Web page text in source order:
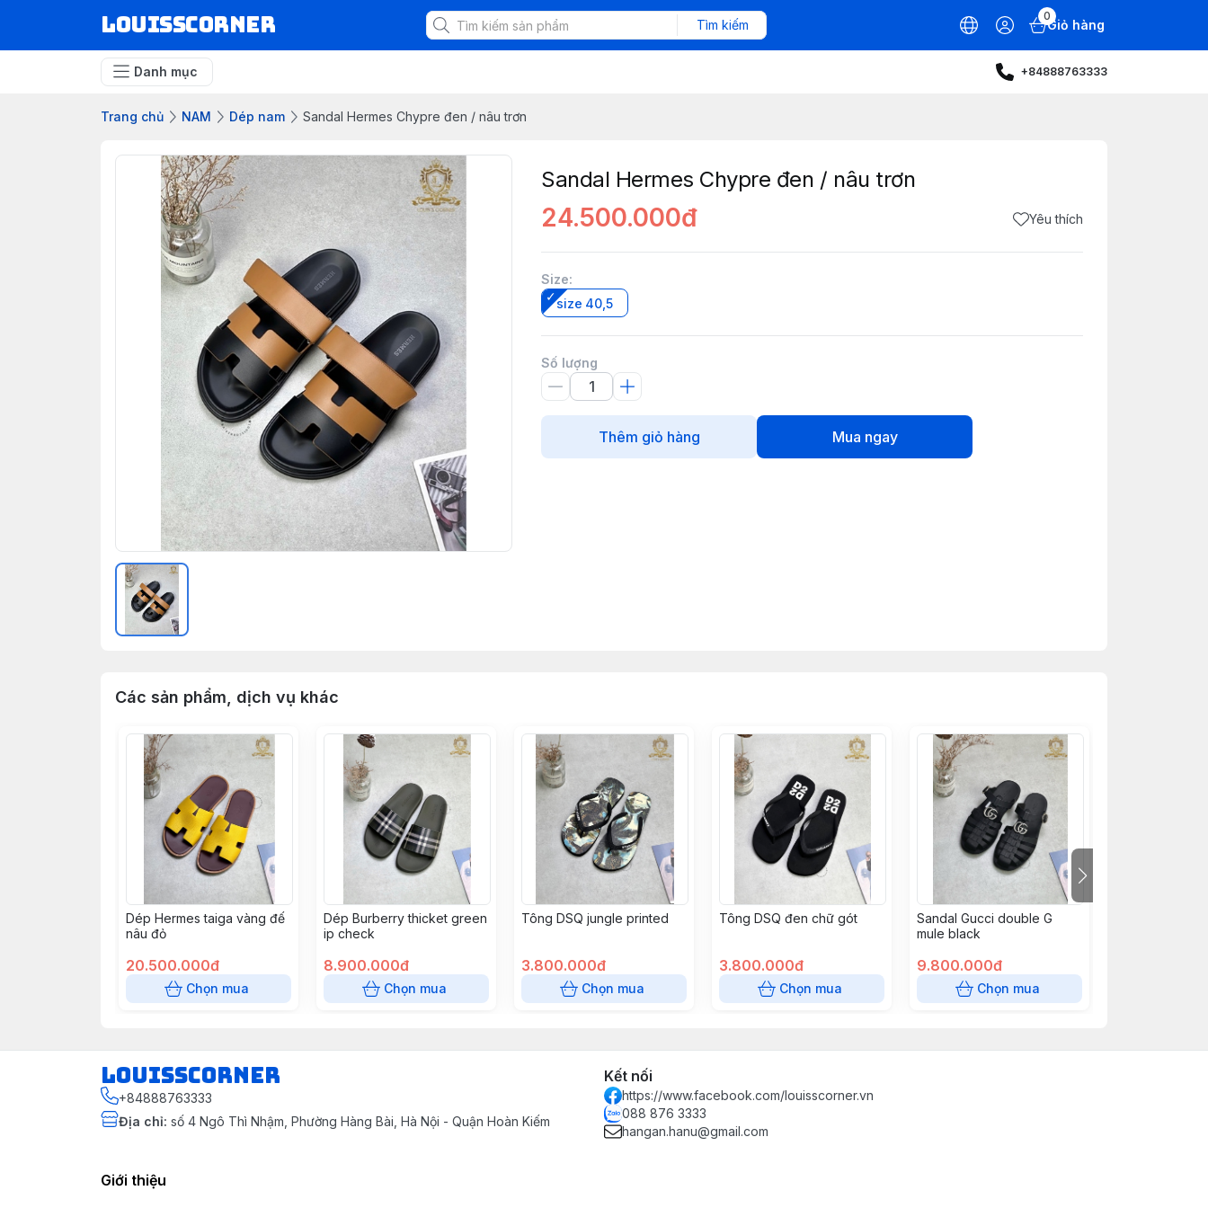
louisscorner Tìm kiếm
0
Giỏ hàng
Danh mục +84888763333
Trang chủ NAM Dép nam Sandal Hermes Chypre đen / nâu trơn
Sandal Hermes Chypre đen / nâu trơn
24.500.000đ Yêu thích
Size:
size 40,5
Số lượng
Thêm giỏ hàng Mua ngay
Các sản phẩm, dịch vụ khác
Dép Hermes taiga vàng đế
nâu đỏ
20.500.000đ
Chọn mua
Dép Burberry thicket green
ip check
8.900.000đ
Chọn mua
Tông DSQ jungle printed
3.800.000đ
Chọn mua
Tông DSQ đen chữ gót
3.800.000đ
Chọn mua
Sandal Gucci double G
mule black
9.800.000đ
Chọn mua
louisscorner
+84888763333
Địa chỉ: số 4 Ngô Thì Nhậm, Phường Hàng Bài, Hà Nội - Quận Hoàn Kiếm
Kết nối
https://www.facebook.com/louisscorner.vn
088 876 3333
hangan.hanu@gmail.com
Giới thiệu